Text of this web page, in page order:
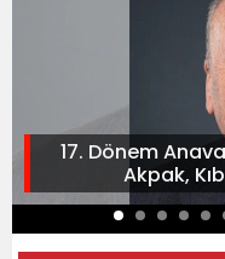
17. Dönem
Akpak,